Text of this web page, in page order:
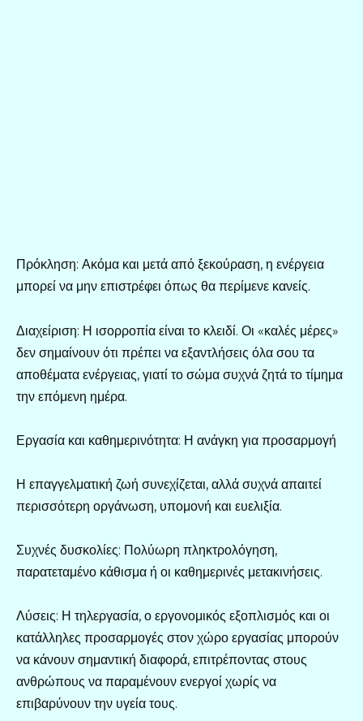
Πρόκληση: Ακόμα και μετά από ξεκούραση, η ενέργεια
μπορεί να μην επιστρέφει όπως θα περίμενε κανείς.
Διαχείριση: Η ισορροπία είναι το κλειδί. Οι «καλές μέρες»
δεν σημαίνουν ότι πρέπει να εξαντλήσεις όλα σου τα
αποθέματα ενέργειας, γιατί το σώμα συχνά ζητά το τίμημα
την επόμενη ημέρα.
Εργασία και καθημερινότητα: Η ανάγκη για προσαρμογή
Η επαγγελματική ζωή συνεχίζεται, αλλά συχνά απαιτεί
περισσότερη οργάνωση, υπομονή και ευελιξία.
Συχνές δυσκολίες: Πολύωρη πληκτρολόγηση,
παρατεταμένο κάθισμα ή οι καθημερινές μετακινήσεις.
Λύσεις: Η τηλεργασία, ο εργονομικός εξοπλισμός και οι
κατάλληλες προσαρμογές στον χώρο εργασίας μπορούν
να κάνουν σημαντική διαφορά, επιτρέποντας στους
ανθρώπους να παραμένουν ενεργοί χωρίς να
επιβαρύνουν την υγεία τους.